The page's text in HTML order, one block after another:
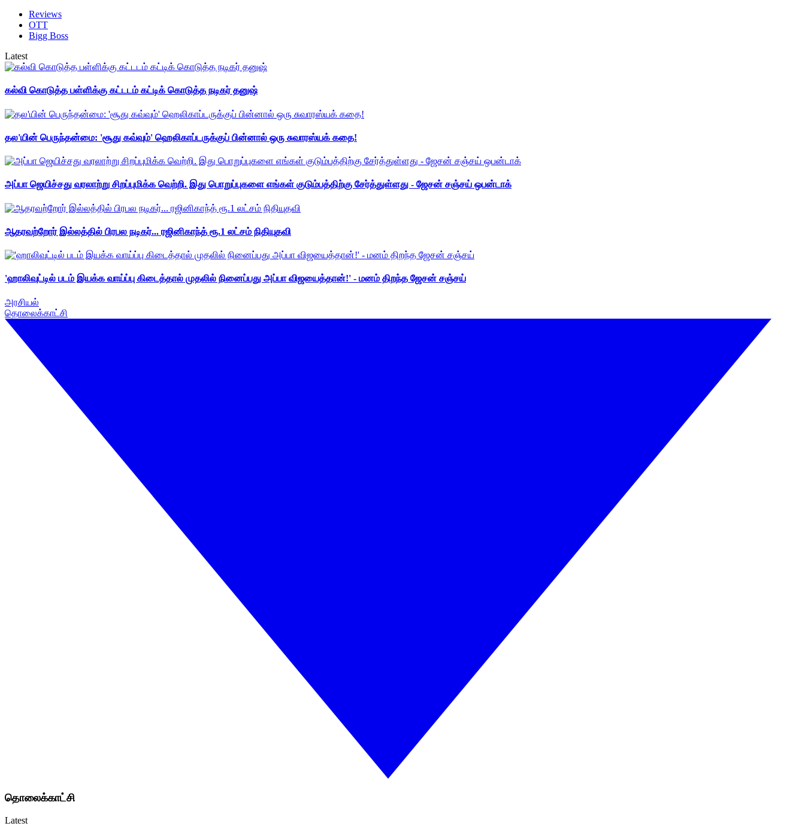
Reviews
OTT
Bigg Boss
Latest
கல்வி கொடுத்த பள்ளிக்கு கட்டடம் கட்டிக் கொடுத்த நடிகர் தனுஷ்
தல'யின் பெருந்தன்மை: 'சூது கவ்வும்' ஹெலிகாப்டருக்குப் பின்னால் ஒரு சுவாரஸ்யக் கதை!
அப்பா ஜெயிச்சது வரலாற்று சிறப்புமிக்க வெற்றி. இது பொறுப்புகளை எங்கள் குடும்பத்திற்கு சேர்த்துள்ளது - ஜேசன் சஞ்சய் ஒபன்டாக்
ஆதரவற்றோர் இல்லத்தில் பிரபல நடிகர்... ரஜினிகாந்த் ரூ.1 லட்சம் நிதியுதவி
'ஹாலிவுட்டில் படம் இயக்க வாய்ப்பு கிடைத்தால் முதலில் நினைப்பது அப்பா விஜயைத்தான்!' - மனம் திறந்த ஜேசன் சஞ்சய்
அரசியல்
தொலைக்காட்சி
தொலைக்காட்சி
Latest